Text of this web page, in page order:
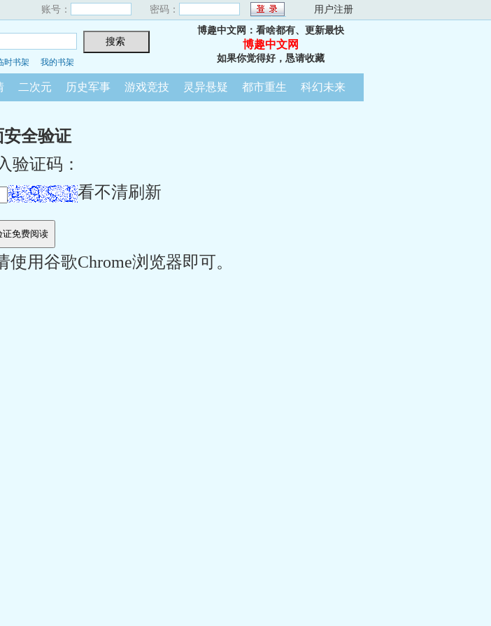
账号： 密码： 用户注册
时书架 我的书架
博趣中文网：看啥都有、更新最快
博趣中文网
如果你觉得好，恳请收藏
二次元 历史军事 游戏竞技 灵异悬疑 都市重生 科幻未来
安全验证
验证码：
看不清刷新
用谷歌Chrome浏览器即可。